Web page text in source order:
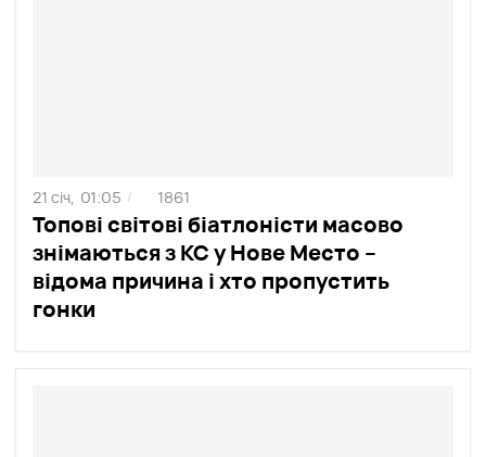
Топові світові біатлоністи масово
знімаються з КС у Нове Место –
відома причина і хто пропустить
гонки
21 січ, 01:05 / 1861